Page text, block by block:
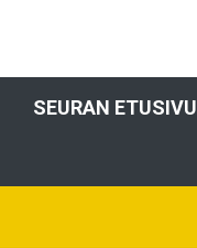
SEURAN ETUSIVU